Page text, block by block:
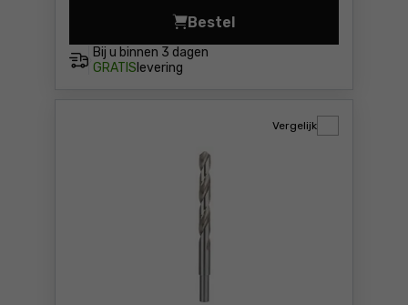
Bij u binnen 3 dagen
GRATIS levering
Bestel
Betonboren CYL-3 Bosch
Vergelijk